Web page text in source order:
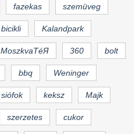
fazekas szemüveg
bicikli Kalandpark
MoszkvaTéЯ 360 bolt
bbq Weninger
siófok keksz Majk
szerzetes cukor